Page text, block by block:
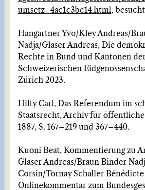
umsetz_4ac1c3bc14.html,
Hangartner Yvo/Kley Andreas/
Nadja/Glaser Andreas, Die
Rechte in Bund und Kantonen
Schweizerischen
Zürich 2023.
Hilty Carl, Das Referendum im
Staatsrecht, Archiv für
1887, S. 167–219 und 367–440.
Kuoni Beat, Kommentierung zu
Glaser Andreas/Braun Binder
Corsin/Tornay Schaller Bénédicte
Onlinekommentar zum